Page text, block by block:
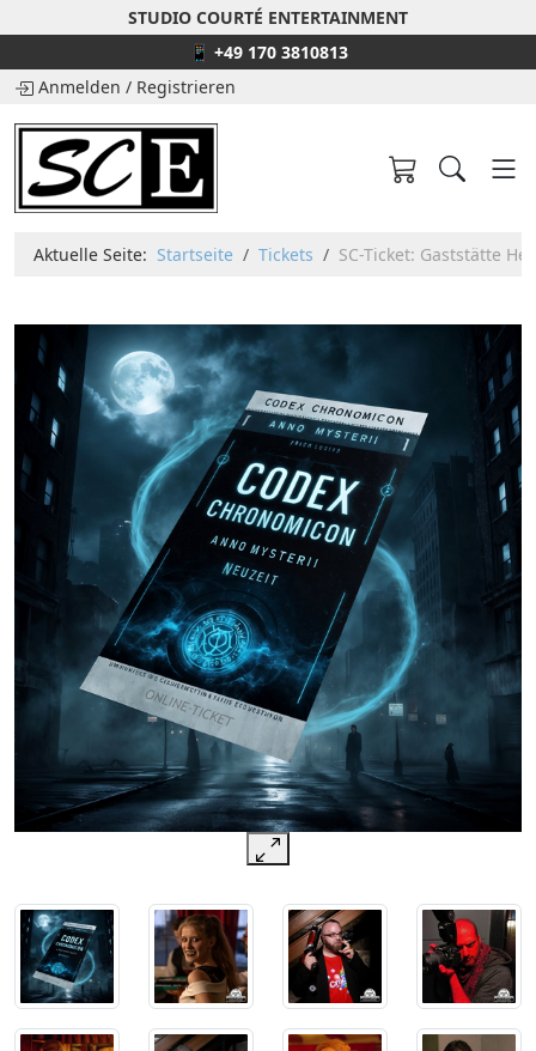
STUDIO COURTÉ ENTERTAINMENT
📱 +49 170 3810813
Anmelden / Registrieren
Aktuelle Seite: Startseite Tickets SC-Ticket: Gaststätte